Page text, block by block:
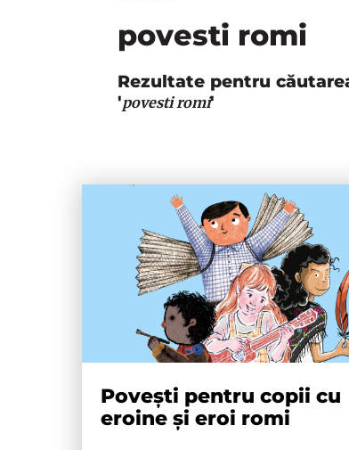
povesti romi
Rezultate pentru
'povesti romi'
Povești pentru copii cu
eroine și eroi romi